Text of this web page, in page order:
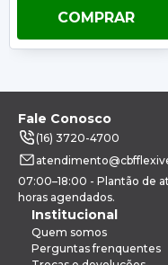
COMPRAR
Fale Conosco
(16) 3720-4700
07:00–18:00 - Plantão de
horas agendados.
Institucional
Quem somos
Perguntas frenquentes